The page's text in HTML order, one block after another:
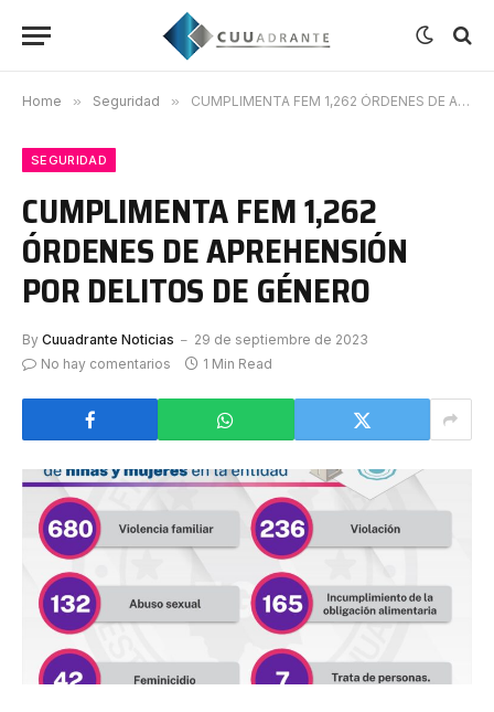
Home » Seguridad » CUMPLIMENTA FEM 1,262 ÓRDENES DE APREHENSIÓN POR DELITOS DE GÉNERO
SEGURIDAD
CUMPLIMENTA FEM 1,262
ÓRDENES DE APREHENSIÓN
POR DELITOS DE GÉNERO
By Cuuadrante Noticias
29 de septiembre de 2023
No hay comentarios
1 Min Read